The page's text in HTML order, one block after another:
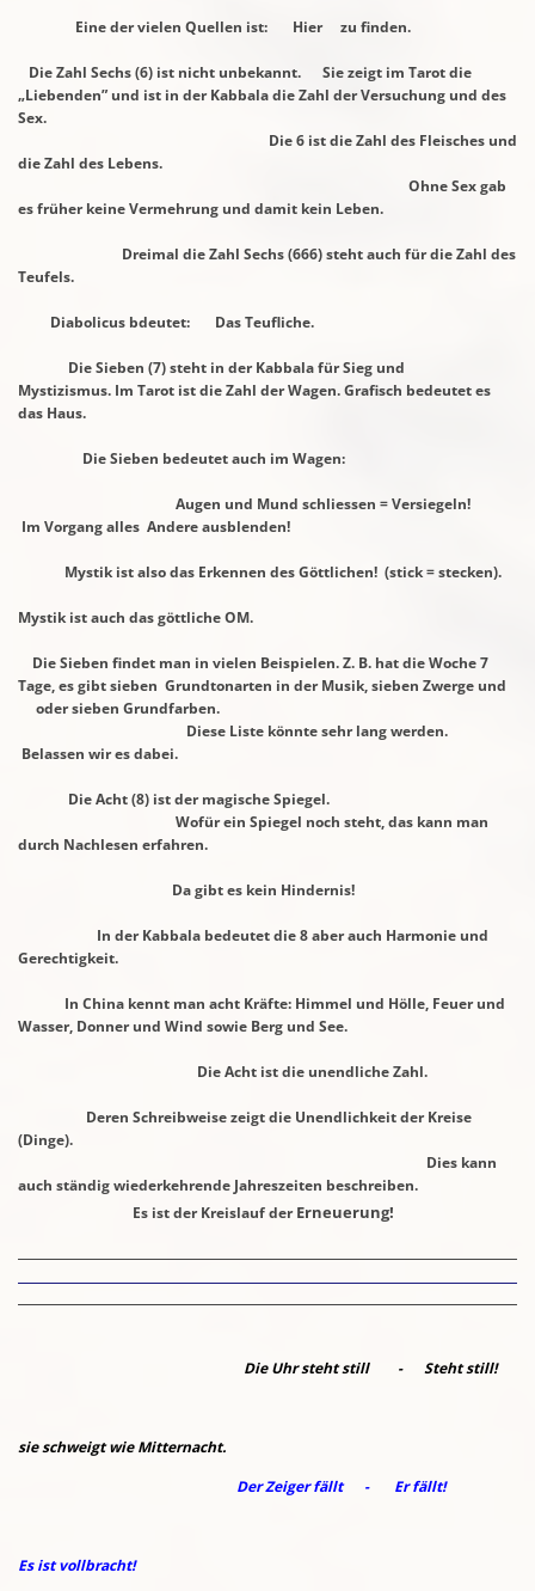
Eine der vielen Quellen ist: Hier zu finden.
Die Zahl Sechs (6) ist nicht unbekannt. Sie zeigt im Tarot die
„Liebenden” und ist in der Kabbala die Zahl derVersuchung und des
Sex.
Die 6 ist die Zahl des Fleisches und
die Zahl des Lebens.
Ohne Sex gab
es früher keine Vermehrung und damit kein Leben.
Dreimal die Zahl Sechs (666) steht auch für die Zahl des
Teufels.
Diabolicus bdeutet: Das Teufliche.
Die Sieben (7) steht in der Kabbala für Sieg und
Mystizismus. Im Tarot ist die Zahl derWagen. Grafisch bedeutet es
das Haus.
Die Sieben bedeutet auch im Wagen:
Augen und Mund schliessen =Versiegeln!
Im Vorgang alles Andere ausblenden!
Mystik ist also das Erkennen des Göttlichen! (stick = stecken).
Mystik ist auch das göttliche OM.
Die Sieben findet man in vielen Beispielen. Z. B. hat die Woche 7
Tage,es gibt sieben Grundtonarten in der Musik, sieben Zwerge und
odersieben Grundfarben.
Diese Liste könnte sehr lang werden.
Belassen wir es dabei.
Die Acht (8) ist der magische Spiegel.
Wofür ein Spiegel noch steht, das kann man
durch Nachlesen erfahren.
Dagibt es kein Hindernis!
In der Kabbala bedeutet die 8 aber auch Harmonie und
Gerechtigkeit.
In China kennt man acht Kräfte: Himmel und Hölle, Feuer und
Wasser, Donner und Wind sowie Berg und See.
Die Acht ist die unendliche Zahl.
Deren Schreibweise zeigt die Unendlichkeitder Kreise
(Dinge).
Dies kann
auch ständig wiederkehrende Jahreszeiten beschreiben.
Es ist der KreislaufderErneuerung!
Die Uhr steht still - Steht still!
sie schweigt wie Mitternacht.
Der Zeiger fällt - Er fällt!
Es ist vollbracht!